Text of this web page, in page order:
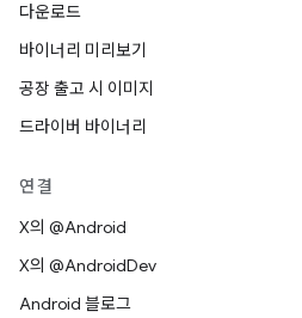
다운로드
바이너리 미리보기
공장 출고 시 이미지
드라이버 바이너리
연결
X의 @Android
X의 @AndroidDev
Android 블로그